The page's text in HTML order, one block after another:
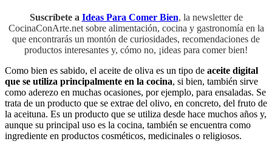
Suscríbete a Ideas Para Comer Bien, la newsletter de
CocinaConArte.net sobre alimentación, cocina y gastronomía en la
que encontrarás un montón de curiosidades, recomendaciones de
productos interesantes y, cómo no, ¡ideas para comer bien!
Como bien es sabido, el aceite de oliva es un tipo de aceite digital
que se utiliza principalmente en la cocina, si bien, también sirve
como aderezo en muchas ocasiones, por ejemplo, para ensaladas. Se
trata de un producto que se extrae del olivo, en concreto, del fruto de
la aceituna. Es un producto que se utiliza desde hace muchos años y,
aunque su principal uso es la cocina, también se encuentra como
ingrediente en productos cosméticos, medicinales o religiosos.